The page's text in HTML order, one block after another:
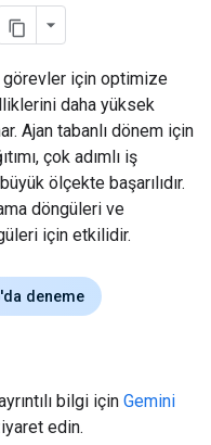
görevler için optimize
daha yüksek
Ajan tabanlı dönem için
çok adımlı iş
ölçekte başarılıdır.
döngüleri ve
için etkilidir.
deneme
bilgi için Gemini
edin.